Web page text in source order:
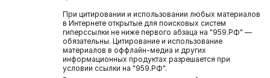
При цитировании и использовании любых материалов
в Интернете открытые для поисковых систем
гиперссылки не ниже первого абзаца на "959.РФ" —
обязательны. Цитирование и использование
материалов в оффлайн-медиа и других
информационных продуктах разрешается при
условии ссылки на "959.РФ".